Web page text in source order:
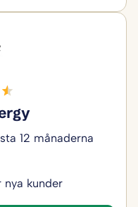
12 månaderna
kunder